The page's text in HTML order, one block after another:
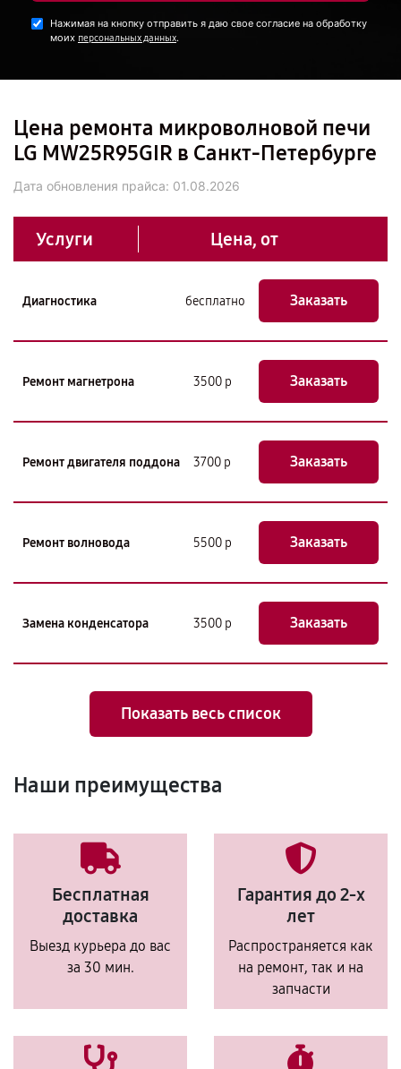
Нажимая на кнопку отправить я даю свое согласие на обработку
моих персональных данных.
Цена ремонта микроволновой печи
LG MW25R95GIR в Санкт-Петербурге
Дата обновления прайса: 01.08.2026
Услуги Цена, от
Диагностика бесплатно Заказать
Ремонт магнетрона 3500 р Заказать
Ремонт двигателя поддона 3700 р Заказать
Ремонт волновода 5500 р Заказать
Замена конденсатора 3500 р Заказать
Показать весь список
Наши преимущества
Бесплатная
доставка
Выезд курьера до вас
за 30 мин.
Гарантия до 2-х
лет
Распространяется как
на ремонт, так и на
запчасти